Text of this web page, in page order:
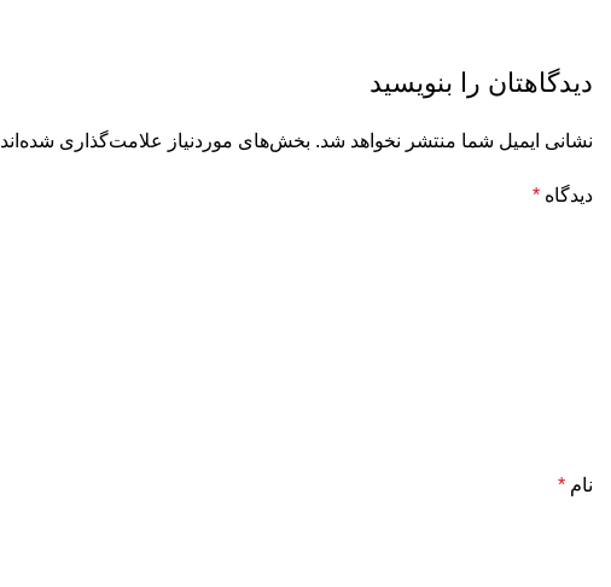
دیدگاهتان را بنویسید
نشانی ایمیل شما منتشر نخواهد شد. بخش‌های موردنیاز علامت‌گذاری شده‌اند
دیدگاه *
نام *